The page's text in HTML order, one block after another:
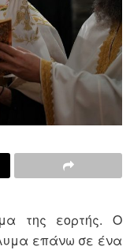
της εορτής. Ο
επάνω σε ένα